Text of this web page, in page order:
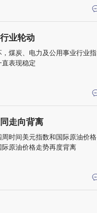
业轮动
煤炭、电力及公用事业行业指
表现稳定
走向背离
时间美元指数和国际原油价格
原油价格走势再度背离